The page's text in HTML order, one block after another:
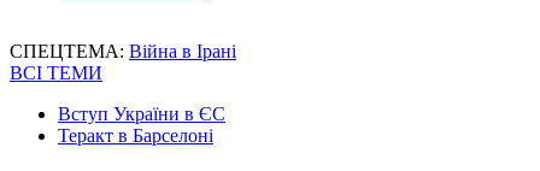
СПЕЦТЕМА: Війна в Ірані
ВСІ ТЕМИ
Вступ України в ЄС
Теракт в Барселоні